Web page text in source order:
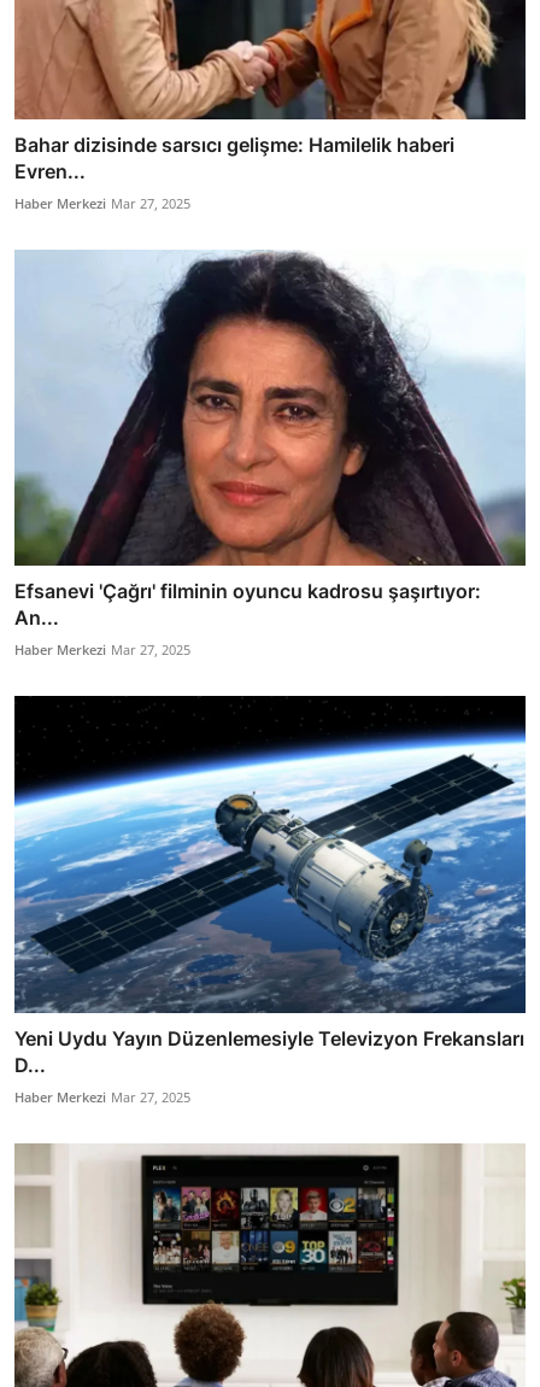
Bahar dizisinde sarsıcı gelişme: Hamilelik haberi
Evren...
Haber Merkezi Mar 27, 2025
Efsanevi 'Çağrı' filminin oyuncu kadrosu şaşırtıyor:
An...
Haber Merkezi Mar 27, 2025
Yeni Uydu Yayın Düzenlemesiyle Televizyon Frekansları
D...
Haber Merkezi Mar 27, 2025